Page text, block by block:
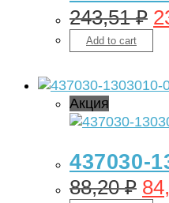
243,51₽
Add to cart
Акция
437030-
88,20₽